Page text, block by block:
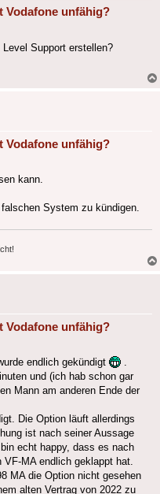
Vodafone unfähig?
Support erstellen?
Vodafone unfähig?
kann.
System zu kündigen.
Vodafone unfähig?
endlich gekündigt
.
und (ich hab schon gar
Mann am anderen Ende der
Die Option läuft allerdings
ist nach seiner Aussage
echt happy, dass es nach
VF-MA endlich geklappt hat.
MA die Option nicht gesehen
alten Vertrag von 2022 zu